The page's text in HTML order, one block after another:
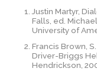
Justin Martyr,
Falls, ed.
University of
Francis Brown,
Driver-Briggs
Hendrickson,